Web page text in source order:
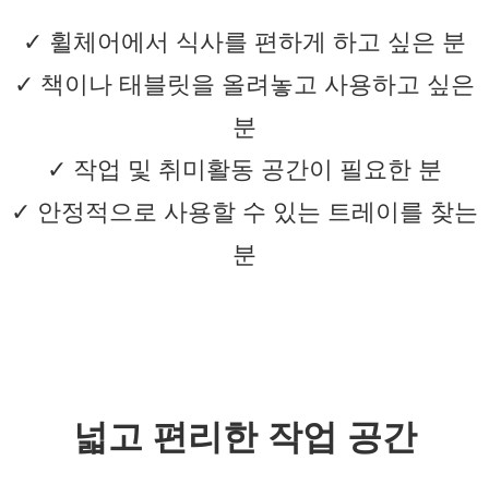
✓ 휠체어에서 식사를 편하게 하고 싶은 분
✓ 책이나 태블릿을 올려놓고 사용하고 싶은
분
✓ 작업 및 취미활동 공간이 필요한 분
✓ 안정적으로 사용할 수 있는 트레이를 찾는
분
넓고 편리한 작업 공간